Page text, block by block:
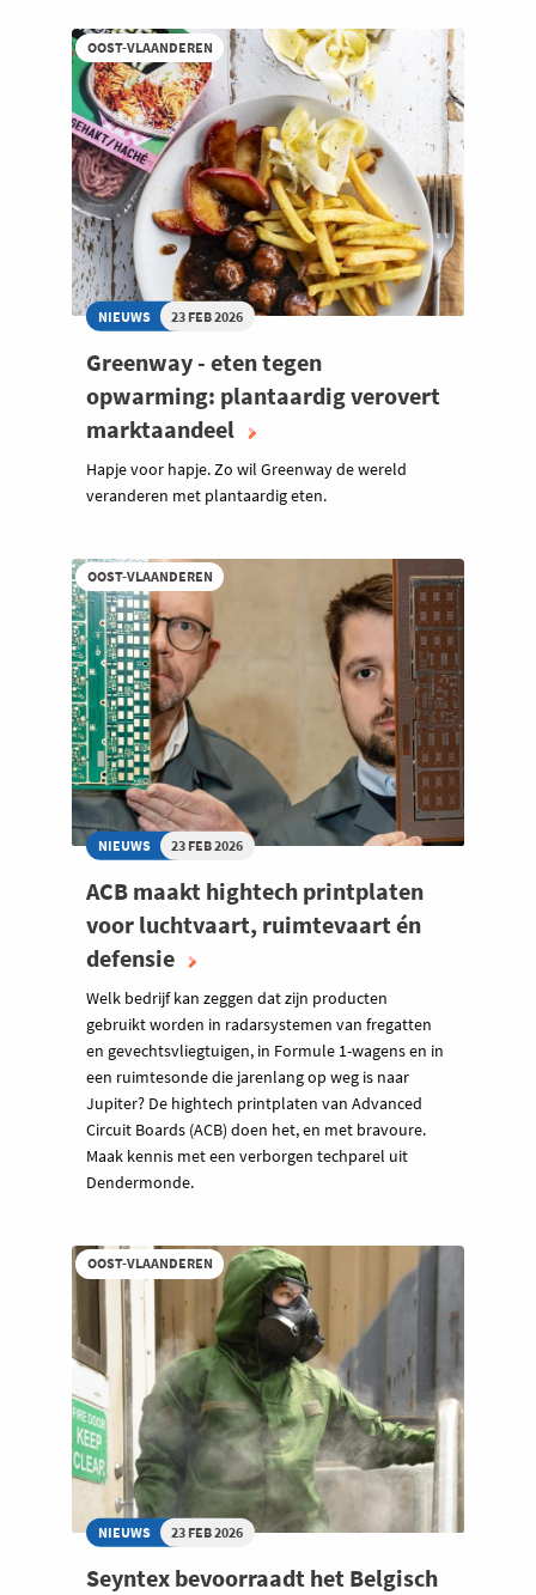
OOST-VLAANDEREN
NIEUWS 23 FEB 2026
Greenway - eten tegen
opwarming: plantaardig verovert
marktaandeel
Hapje voor hapje. Zo wil Greenway de wereld
veranderen met plantaardig eten.
OOST-VLAANDEREN
NIEUWS 23 FEB 2026
ACB maakt hightech printplaten
voor luchtvaart, ruimtevaart én
defensie
Welk bedrijf kan zeggen dat zijn producten
gebruikt worden in radarsystemen van fregatten
en gevechtsvliegtuigen, in Formule 1-wagens en in
een ruimtesonde die jarenlang op weg is naar
Jupiter? De hightech printplaten van Advanced
Circuit Boards (ACB) doen het, en met bravoure.
Maak kennis met een verborgen techparel uit
Dendermonde.
OOST-VLAANDEREN
NIEUWS 23 FEB 2026
Seyntex bevoorraadt het Belgisch